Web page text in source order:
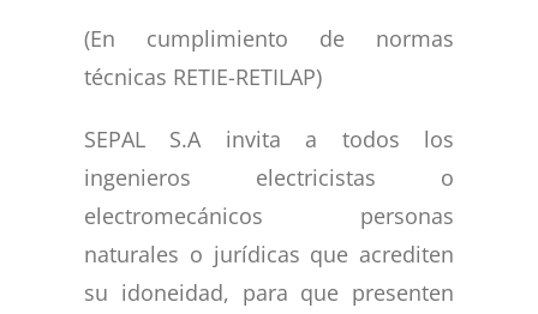
(En cumplimiento de normas
técnicas RETIE-RETILAP)
SEPAL S.A invita a todos los
ingenieros electricistas o
electromecánicos personas
naturales o jurídicas que acrediten
su idoneidad, para que presenten